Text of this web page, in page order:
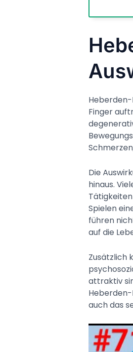
Finger
Die
hinaus.
Spielen
führen
auf die
Zusätzlich
attraktiv
auch das